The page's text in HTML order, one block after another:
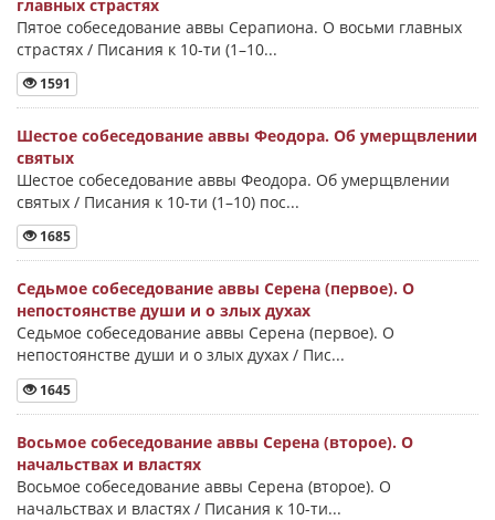
главных страстях
Пятое собеседование аввы Серапиона. О восьми главных
страстях / Писания к 10-ти (1–10...
1591
Шестое собеседование аввы Феодора. Об умерщвлении
святых
Шестое собеседование аввы Феодора. Об умерщвлении
святых / Писания к 10-ти (1–10) пос...
1685
Седьмое собеседование аввы Серена (первое). О
непостоянстве души и о злых духах
Седьмое собеседование аввы Серена (первое). О
непостоянстве души и о злых духах / Пис...
1645
Восьмое собеседование аввы Серена (второе). О
начальствах и властях
Восьмое собеседование аввы Серена (второе). О
начальствах и властях / Писания к 10-ти...